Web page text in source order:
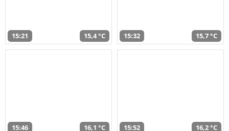
15:21 15,4 °C 15:32 15,7 °C
15:46 16,1 °C 15:52 16,2 °C